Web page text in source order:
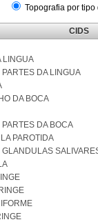
Topografia por tipo
CIDS
LINGUA
DA LINGUA
DA BOCA
DA BOCA
PAROTIDA